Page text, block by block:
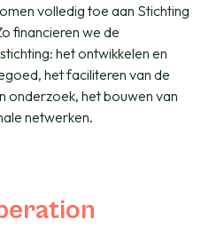
volledig toe aan Stichting
financieren we de
het ontwikkelen en
het faciliteren van de
onderzoek, het bouwen van
netwerken.